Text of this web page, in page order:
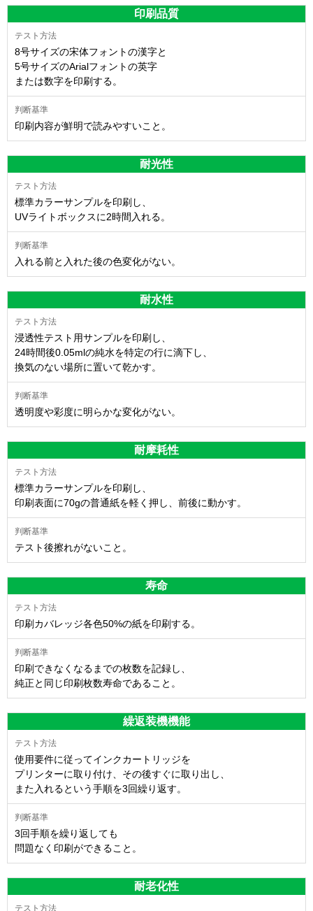
印刷品質
8号サイズの宋体フォントの漢字と
5号サイズのArialフォントの英字
または数字を印刷する。
印刷内容が鮮明で読みやすいこと。
耐光性
標準カラーサンプルを印刷し、
UVライトボックスに2時間入れる。
入れる前と入れた後の色変化がない。
耐水性
浸透性テスト用サンプルを印刷し、
24時間後0.05mlの純水を特定の行に滴下し、
換気のない場所に置いて乾かす。
透明度や彩度に明らかな変化がない。
耐摩耗性
標準カラーサンプルを印刷し、
印刷表面に70gの普通紙を軽く押し、前後に動かす。
テスト後擦れがないこと。
寿命
印刷カバレッジ各色50%の紙を印刷する。
印刷できなくなるまでの枚数を記録し、
純正と同じ印刷枚数寿命であること。
繰返装機機能
使用要件に従ってインクカートリッジを
プリンターに取り付け、その後すぐに取り出し、
また入れるという手順を3回繰り返す。
3回手順を繰り返しても
問題なく印刷ができること。
耐老化性